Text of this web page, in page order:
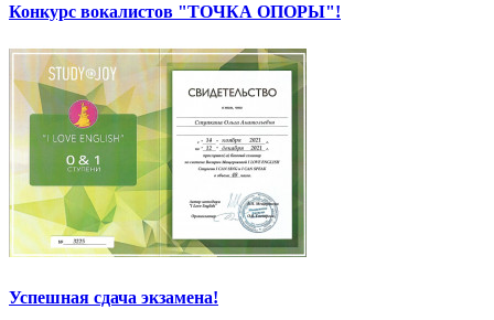
Конкурс вокалистов "ТОЧКА ОПОРЫ"!
Успешная сдача экзамена!